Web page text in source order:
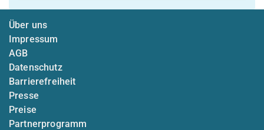
Über uns
Impressum
AGB
Datenschutz
Barrierefreiheit
Presse
Preise
Partnerprogramm